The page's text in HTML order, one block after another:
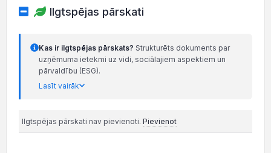
Ilgtspējas pārskati
Kas ir ilgtspējas pārskats? Strukturēts dokuments par
uzņēmuma ietekmi uz vidi, sociālajiem aspektiem un
pārvaldību (ESG).
Lasīt vairāk
Ilgtspējas pārskati nav pievienoti. Pievienot